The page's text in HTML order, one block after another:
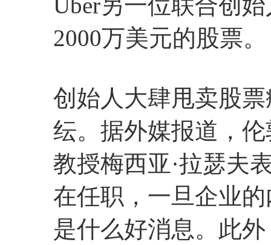
2000万美元的股票。
创始人大肆甩卖股
纭。据外媒报道，
教授梅西亚·拉瑟夫
在任职，一旦企业
是什么好消息。此